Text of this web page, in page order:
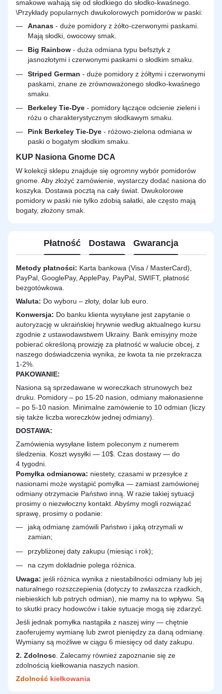
smakowe wahają się od słodkiego do słodko-kwaśnego.
\Przykłady popularnych dwukolorowych pomidorów w paski:
Ananas - duże pomidory z żółto-czerwonymi paskami.
Mają słodki, owocowy smak.
Big Rainbow - duża odmiana typu befsztyk z
jasnozłotymi i czerwonymi paskami o słodkim smaku.
Striped German - duże pomidory z żółtymi i czerwonymi
paskami, znane ze zrównoważonego słodko-kwaśnego
smaku.
Berkeley Tie-Dye - pomidory łączące odcienie zieleni i
różu o charakterystycznym słodkawym smaku.
Pink Berkeley Tie-Dye - różowo-zielona odmiana w
paski o bogatym słodkim smaku.
KUP Nasiona Gnome DCA
W kolekcji sklepu znajduje się ogromny wybór pomidorów
gnome. Aby złożyć zamówienie, wystarczy dodać nasiona do
koszyka. Dostawa pocztą na cały świat. Dwukolorowe
pomidory w paski nie tylko zdobią sałatki, ale często mają
bogaty, złożony smak.
Płatność Dostawa Gwarancja
Metody płatności: Karta bankowa (Visa / MasterCard),
PayPal, GooglePay, ApplePay, PayPal, SWIFT, płatność
bezgotówkowa.
Waluta: Do wyboru – złoty, dolar lub euro.
Konwersja: Do banku klienta wysyłane jest zapytanie o
autoryzację w ukraińskiej hrywnie według aktualnego kursu
zgodnie z ustawodawstwem Ukrainy. Bank emisyjny może
pobierać określoną prowizję za płatność w walucie obcej, z
naszego doświadczenia wynika, że kwota ta nie przekracza
1-2%.
PAKOWANIE:
Nasiona są sprzedawane w woreczkach strunowych bez
druku. Pomidory – po 15-20 nasion, odmiany małonasienne
– po 5-10 nasion. Minimalne zamówienie to 10 odmian (liczy
się także liczba woreczków jednej odmiany).
DOSTAWA:
Zamówienia wysyłane listem poleconym z numerem
śledzenia. Koszt wysyłki — 10$. Czas dostawy — do
4 tygodni.
Pomyłka odmianowa: niestety, czasami w przesyłce z
nasionami może wystąpić pomyłka — zamiast zamówionej
odmiany otrzymacie Państwo inną. W razie takiej sytuacji
prosimy o niezwłoczny kontakt. Abyśmy mogli rozwiązać
sprawę, prosimy o podanie:
jaką odmianę zamówili Państwo i jaką otrzymali w
zamian;
przybliżonej daty zakupu (miesiąc i rok);
na czym dokładnie polega różnica.
Uwaga: jeśli różnica wynika z niestabilności odmiany lub jej
naturalnego rozszczepienia (dotyczy to zwłaszcza rzadkich,
niebieskich lub pstrych odmian), nie mamy na to wpływu. Są
to skutki pracy hodowców i takie sytuacje mogą się zdarzyć.
Jeśli jednak pomyłka nastąpiła z naszej winy — chętnie
zaoferujemy wymianę lub zwrot pieniędzy za daną odmianę.
Wymiany są możliwe w ciągu 6 miesięcy od daty zakupu.
2. Zdolnosc. Zalecamy również zapoznanie się ze
zdolnością kiełkowania naszych nasion.
Zdolność kiełkowania